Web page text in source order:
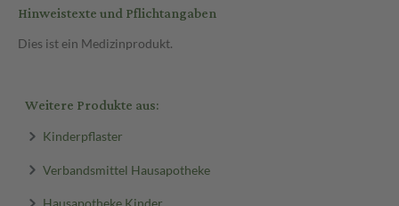
Hinweistexte und Pflichtangaben
Dies ist ein Medizinprodukt.
Weitere Produkte aus:
Kinderpflaster
Verbandsmittel Hausapotheke
Hausapotheke Kinder